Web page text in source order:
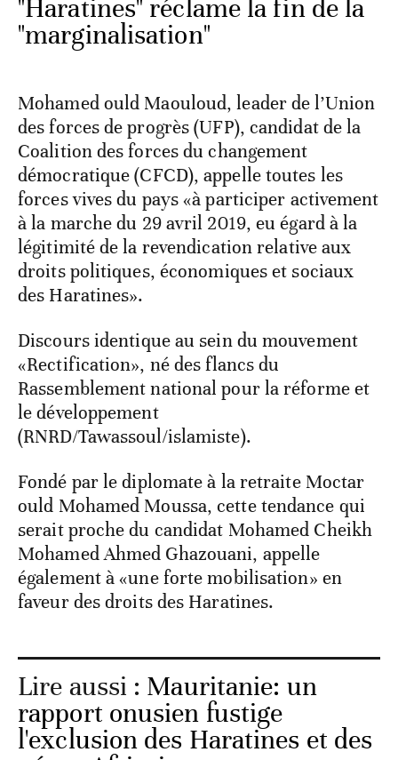
"Haratines" réclame la fin de la
"marginalisation"
Mohamed ould Maouloud, leader de l’Union
des forces de progrès (UFP), candidat de la
Coalition des forces du changement
démocratique (CFCD), appelle toutes les
forces vives du pays «à participer activement
à la marche du 29 avril 2019, eu égard à la
légitimité de la revendication relative aux
droits politiques, économiques et sociaux
des Haratines».
Discours identique au sein du mouvement
«Rectification», né des flancs du
Rassemblement national pour la réforme et
le développement
(RNRD/Tawassoul/islamiste).
Fondé par le diplomate à la retraite Moctar
ould Mohamed Moussa, cette tendance qui
serait proche du candidat Mohamed Cheikh
Mohamed Ahmed Ghazouani, appelle
également à «une forte mobilisation» en
faveur des droits des Haratines.
Lire aussi : Mauritanie: un
rapport onusien fustige
l'exclusion des Haratines et des